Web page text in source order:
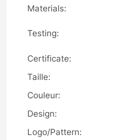
Materials:
Testing:
Certificate:
Taille:
Couleur:
Design:
Logo/Pattern: